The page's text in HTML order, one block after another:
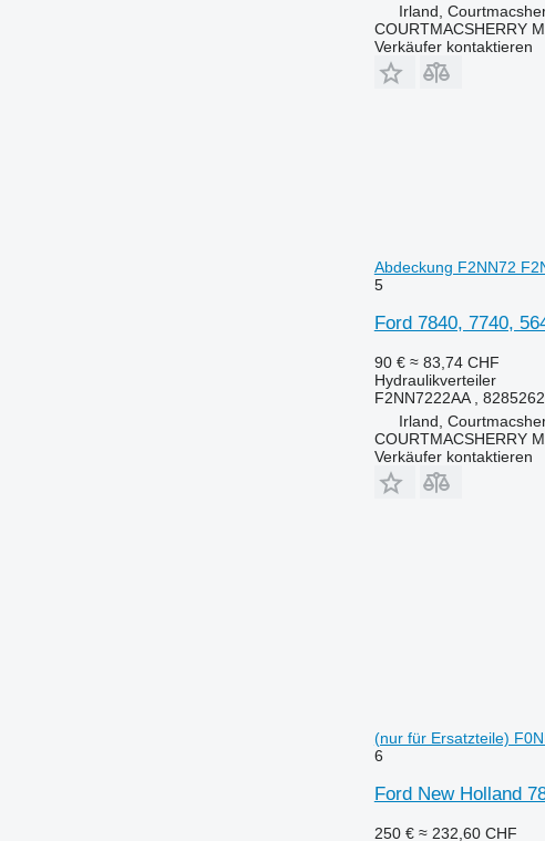
Irland,
COURTMACSHERRY
Verkäufer kontaktieren
Abdeckung F2NN72
5
Ford 7840, 7740,
90 € ≈ 83,74 CHF
Hydraulikverteiler
F2NN7222AA ,
Irland,
COURTMACSHERRY
Verkäufer kontaktieren
(nur für Ersatzteile)
6
Ford New Holland
250 € ≈ 232,60 CHF